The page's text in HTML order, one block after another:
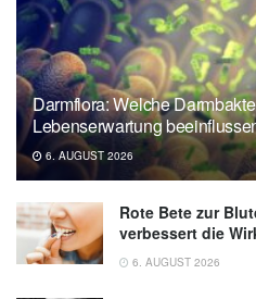
Obesity
Darmflora: Welche
Lebenserwartung
6. AUGUST 2026
Rote Bete zur
verbessert die
6. AUGUST 2026